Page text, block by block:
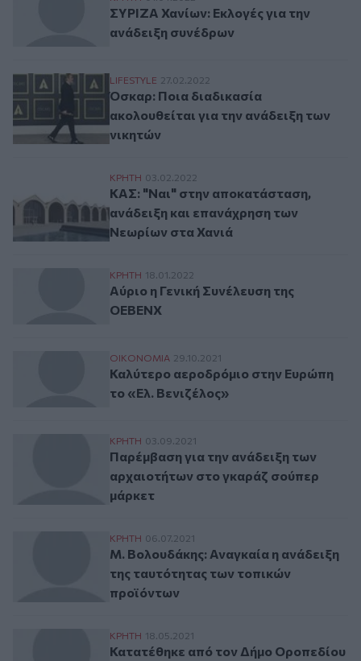
ΣΥΡΙΖΑ Χανίων: Εκλογές για την
ανάδειξη συνέδρων
Όσκαρ: Ποια διαδικασία ακολουθείται
LIFESTYLE 27.02.2022
Όσκαρ: Ποια διαδικασία
ακολουθείται για την ανάδειξη των
νικητών
ΚΑΣ: "Ναι" στην αποκατάσταση,
ΚΡΗΤΗ 03.02.2022
ΚΑΣ: "Ναι" στην αποκατάσταση,
ανάδειξη και επανάχρηση των
Νεωρίων στα Χανιά
Αύριο η Γενική Συνέλευση της ΟΕΒΕΝΧ
ΚΡΗΤΗ 18.01.2022
Αύριο η Γενική Συνέλευση της
ΟΕΒΕΝΧ
Καλύτερο αεροδρόμιο στην Ευρώπη το
ΟΙΚΟΝΟΜΙΑ 29.10.2021
Καλύτερο αεροδρόμιο στην Ευρώπη
το «Ελ. Βενιζέλος»
Παρέμβαση για την ανάδειξη των
ΚΡΗΤΗ 03.09.2021
Παρέμβαση για την ανάδειξη των
αρχαιοτήτων στο γκαράζ σούπερ
μάρκετ
Μ. Βολουδάκης: Αναγκαία η ανάδειξη
ΚΡΗΤΗ 06.07.2021
Μ. Βολουδάκης: Αναγκαία η ανάδειξη
της ταυτότητας των τοπικών
προϊόντων
Κατατέθηκε από τον Δήμο Οροπεδίου η
ΚΡΗΤΗ 18.05.2021
Κατατέθηκε από τον Δήμο Οροπεδίου